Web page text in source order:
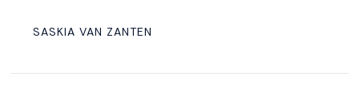
SASKIA VAN ZANTEN